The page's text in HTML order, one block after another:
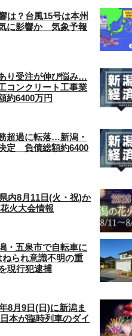
は？台風15号は本州
に影響か 気象予報
り受注が伸び悩み…
コンクリート工事業
約6400万円
超過に転落…新潟・
定 負債総額約6400
内8月11日(火・祝)か
火大会情報
・五泉市で自転車に
られ意識不明の重
現行犯逮捕
8月9日(日)に新潟ま
本が臨時列車のダイ